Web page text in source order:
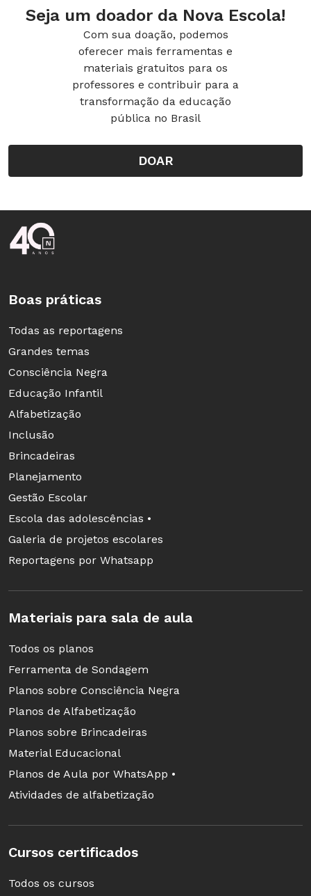
Seja um doador da Nova Escola!
Com sua doação, podemos
oferecer mais ferramentas e
materiais gratuitos para os
professores e contribuir para a
transformação da educação
pública no Brasil
DOAR
Rodapé da Nova Escola
Boas práticas
Todas as reportagens
Grandes temas
Consciência Negra
Educação Infantil
Alfabetização
Inclusão
Brincadeiras
Planejamento
Gestão Escolar
Escola das adolescências •
Galeria de projetos escolares
Reportagens por Whatsapp
Materiais para sala de aula
Todos os planos
Ferramenta de Sondagem
Planos sobre Consciência Negra
Planos de Alfabetização
Planos sobre Brincadeiras
Material Educacional
Planos de Aula por WhatsApp •
Atividades de alfabetização
Cursos certificados
Todos os cursos